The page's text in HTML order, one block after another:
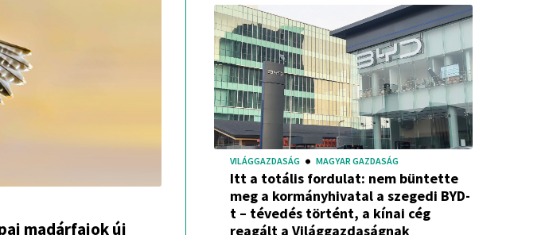
madárfajok új
VILÁGGAZDASÁG MAGYAR GAZDASÁG
Itt a totális fordulat: nem büntette
meg a kormányhivatal a szegedi BYD-
t – tévedés történt, a kínai cég
reagált a Világgazdaságnak